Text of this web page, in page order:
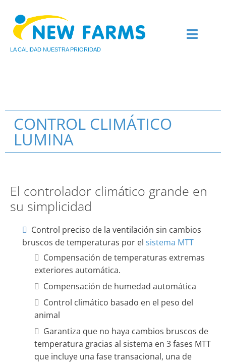
LA CALIDAD NUESTRA PRIORIDAD
CONTROL CLIMÁTICO
LUMINA
El controlador climático grande en
su simplicidad
Control preciso de la ventilación sin cambios
bruscos de temperaturas por el sistema MTT
Compensación de temperaturas extremas
exteriores automática.
Compensación de humedad automática
Control climático basado en el peso del
animal
Garantiza que no haya cambios bruscos de
temperatura gracias al sistema en 3 fases MTT
que incluye una fase transacional, una de